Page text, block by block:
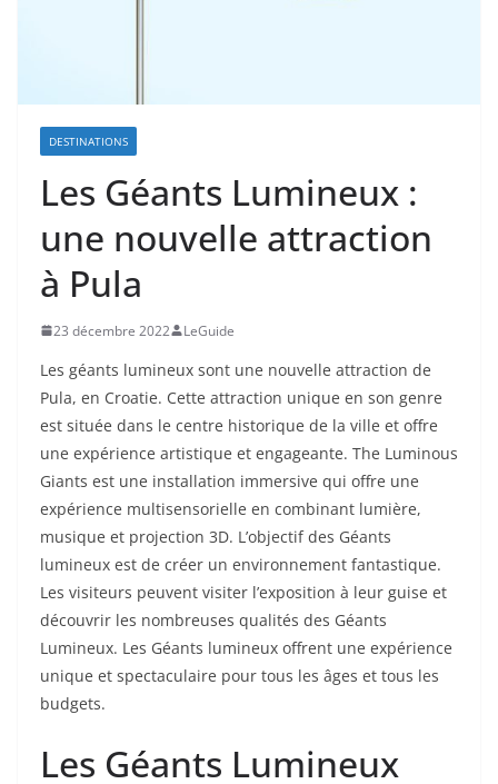
DESTINATIONS
Les Géants Lumineux :
une nouvelle attraction
à Pula
23 décembre 2022 LeGuide
Les géants lumineux sont une nouvelle attraction de
Pula, en Croatie. Cette attraction unique en son genre
est située dans le centre historique de la ville et offre
une expérience artistique et engageante. The Luminous
Giants est une installation immersive qui offre une
expérience multisensorielle en combinant lumière,
musique et projection 3D. L’objectif des Géants
lumineux est de créer un environnement fantastique.
Les visiteurs peuvent visiter l’exposition à leur guise et
découvrir les nombreuses qualités des Géants
Lumineux. Les Géants lumineux offrent une expérience
unique et spectaculaire pour tous les âges et tous les
budgets.
Les Géants Lumineux